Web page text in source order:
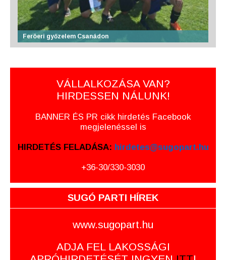
Feröeri győzelem Csanádon
VÁLLALKOZÁSA VAN?
HIRDESSEN NÁLUNK!
BANNER ÉS PR cikk hirdetés Facebook
megjelenéssel is
HIRDETÉS FELADÁSA: hirdetes@sugopart.hu
+36-30/330-3030
SUGÓ PARTI HÍREK
www.sugopart.hu
ADJA FEL LAKOSSÁGI